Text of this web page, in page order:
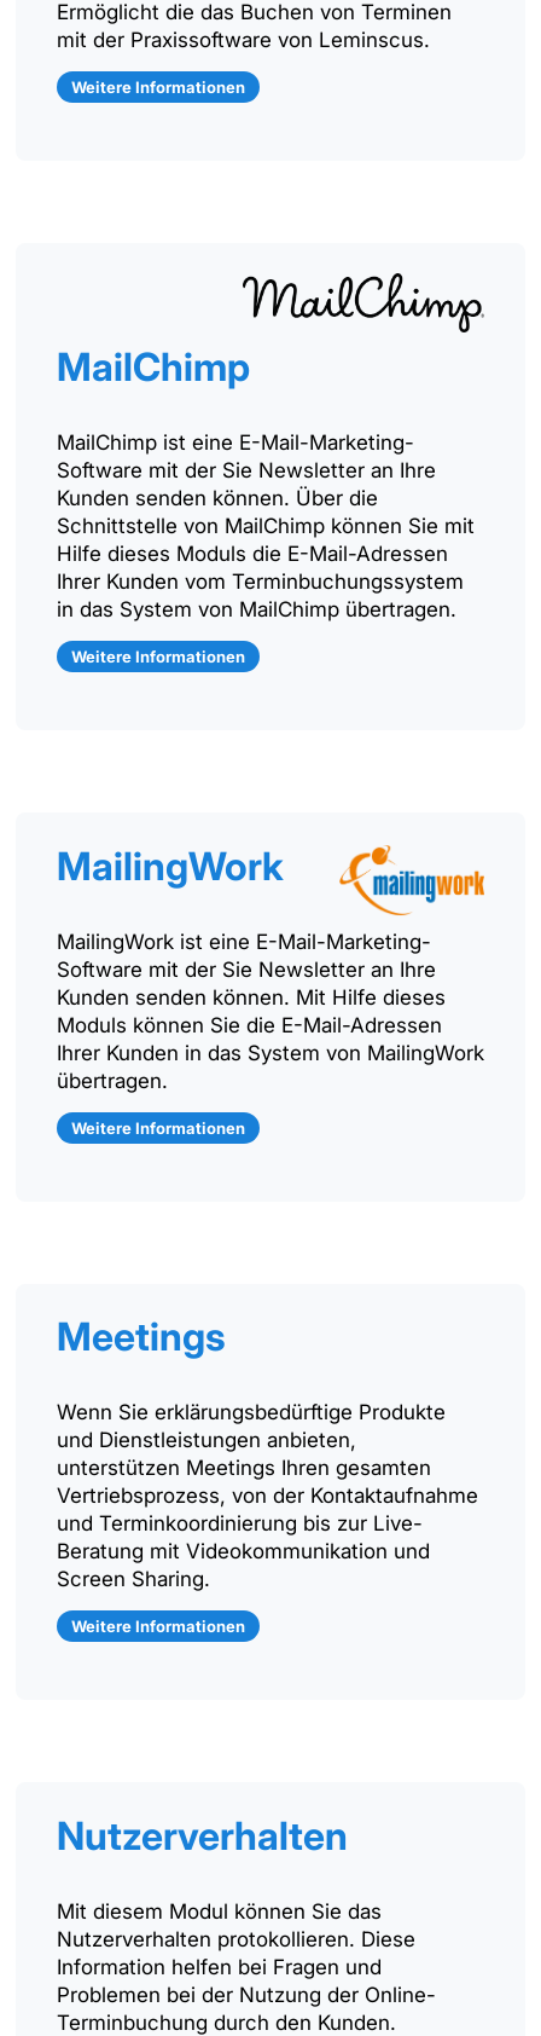
Ermöglicht die das Buchen von Terminen
mit der Praxissoftware von Leminscus.
Weitere Informationen
MailChimp
MailChimp ist eine E-Mail-Marketing-
Software mit der Sie Newsletter an Ihre
Kunden senden können. Über die
Schnittstelle von MailChimp können Sie mit
Hilfe dieses Moduls die E-Mail-Adressen
Ihrer Kunden vom Terminbuchungssystem
in das System von MailChimp übertragen.
Weitere Informationen
MailingWork
MailingWork ist eine E-Mail-Marketing-
Software mit der Sie Newsletter an Ihre
Kunden senden können. Mit Hilfe dieses
Moduls können Sie die E-Mail-Adressen
Ihrer Kunden in das System von MailingWork
übertragen.
Weitere Informationen
Meetings
Wenn Sie erklärungsbedürftige Produkte
und Dienstleistungen anbieten,
unterstützen Meetings Ihren gesamten
Vertriebsprozess, von der Kontaktaufnahme
und Terminkoordinierung bis zur Live-
Beratung mit Videokommunikation und
Screen Sharing.
Weitere Informationen
Nutzerverhalten
Mit diesem Modul können Sie das
Nutzerverhalten protokollieren. Diese
Information helfen bei Fragen und
Problemen bei der Nutzung der Online-
Terminbuchung durch den Kunden.